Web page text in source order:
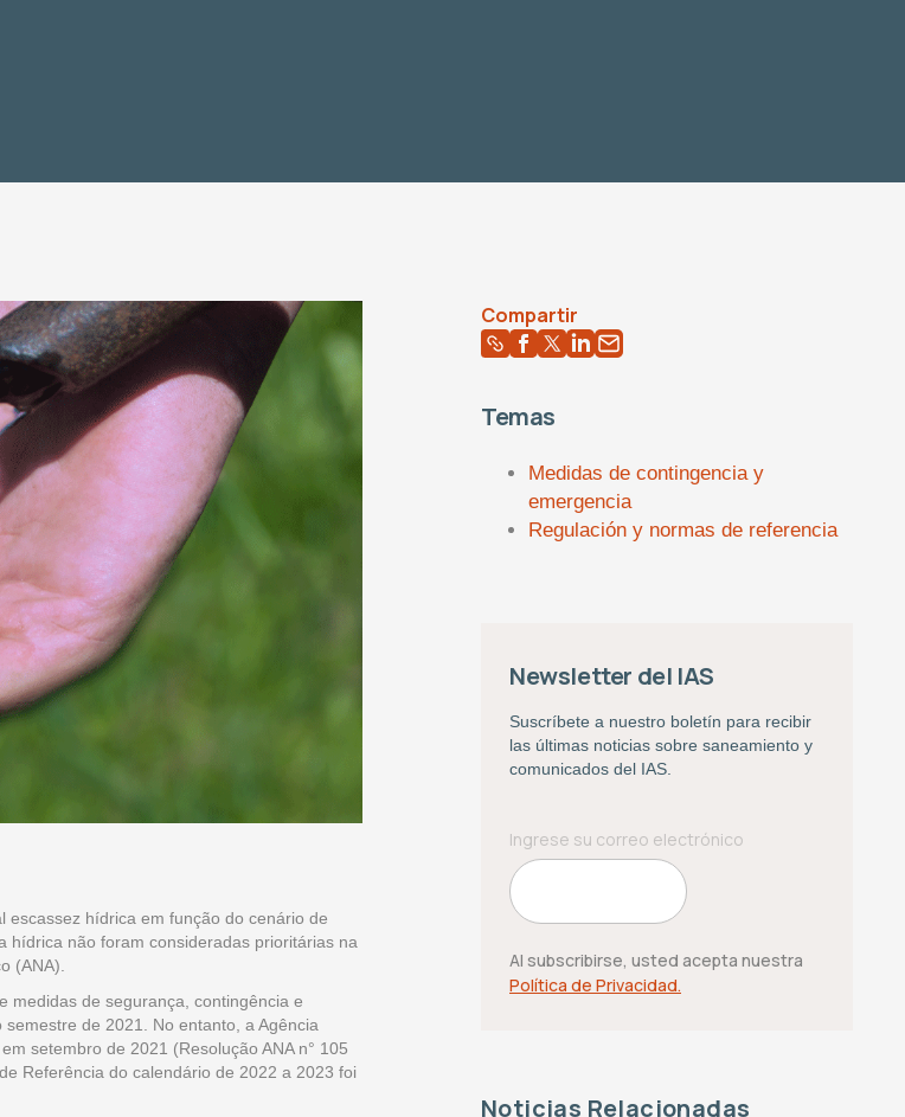
hídrica em função do cenário de
hídrica não foram consideradas prioritárias na
(ANA).
medidas de segurança, contingência e
de 2021. No entanto, a Agência
setembro de 2021 (Resolução ANA n° 105
Referência do calendário de 2022 a 2023 foi
Compartir
Temas
Medidas de contingencia y
emergencia
Regulación y normas de referencia
Newsletter del IAS
Suscríbete a nuestro boletín para recibir
las últimas noticias sobre saneamiento y
comunicados del IAS.
Al subscribirse, usted acepta nuestra
Política de Privacidad.
Noticias Relacionadas